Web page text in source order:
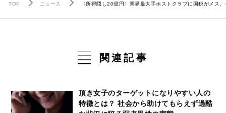
TOP ニュース 〈所得隠し20億円〉業界最大手ホストクラブに国税がメス
関連記事
頂き女子のターゲットになりやすい人の
特徴とは？ 社会から助けてもらえず過酷